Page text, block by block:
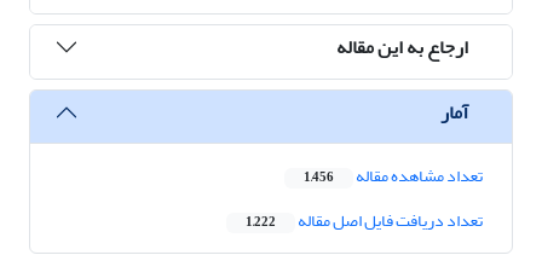
ارجاع به این مقاله
آمار
تعداد مشاهده مقاله 1,456
تعداد دریافت فایل اصل مقاله 1,222